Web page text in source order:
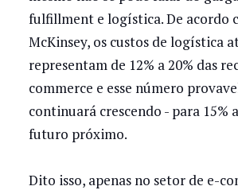
fulfillment e logística. De acordo
McKinsey, os custos de logística
representam de 12% a 20% das
commerce e esse número
continuará crescendo - para 15%
futuro próximo.
Dito isso, apenas no setor de e-